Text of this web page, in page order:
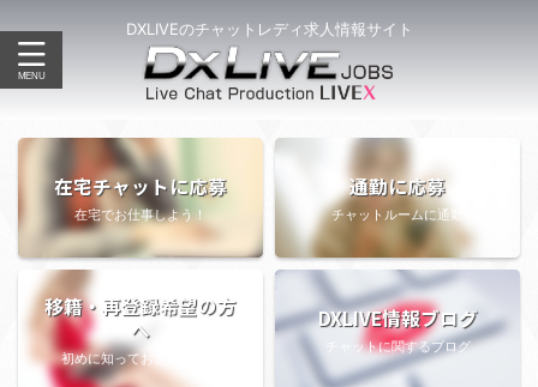
DXLIVEのチャットレディ求人情報サイト
在宅チャットに応募
在宅でお仕事しよう！
通勤に応募
チャットルームに通勤
移籍・再登録希望の方
へ
初めに知っておきたい情報
DXLIVE情報ブログ
チャットに関するブログ